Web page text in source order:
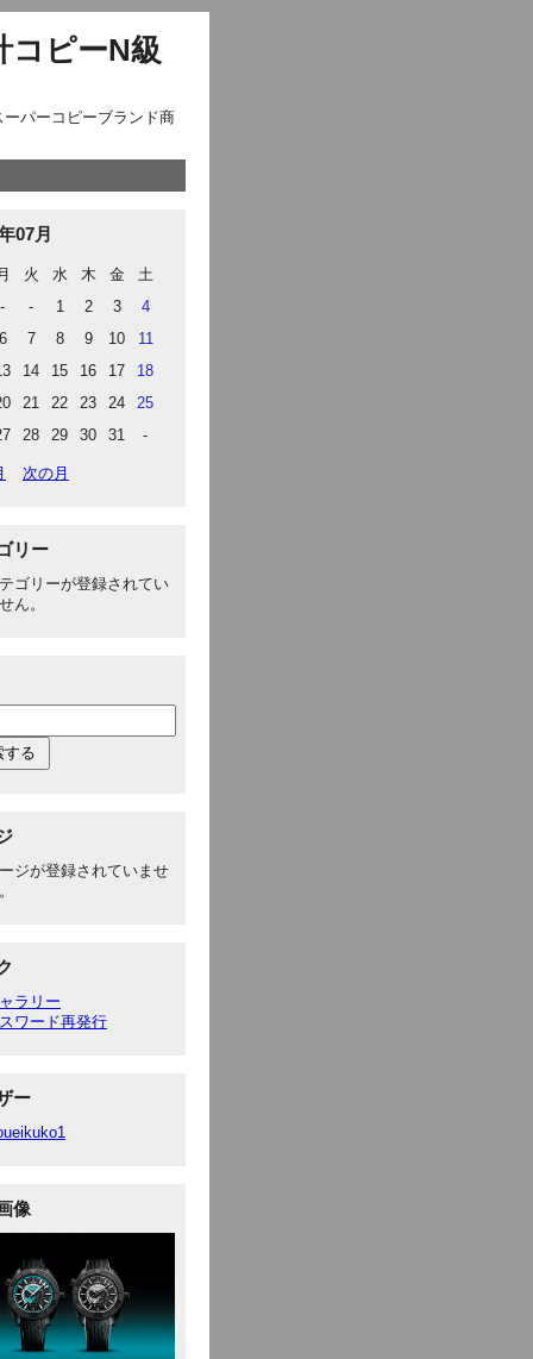
コピーN級
パーコピーブランド商
07月
火 水 木 金
土
- - 1 2 3
4
6 7 8 9 10
11
14 15 16 17
18
21 22 23 24
25
28 29 30 31 -
次の月
リー
ゴリーが登録されてい
ん。
ジが登録されていませ
ラリー
ワード再発行
ー
像